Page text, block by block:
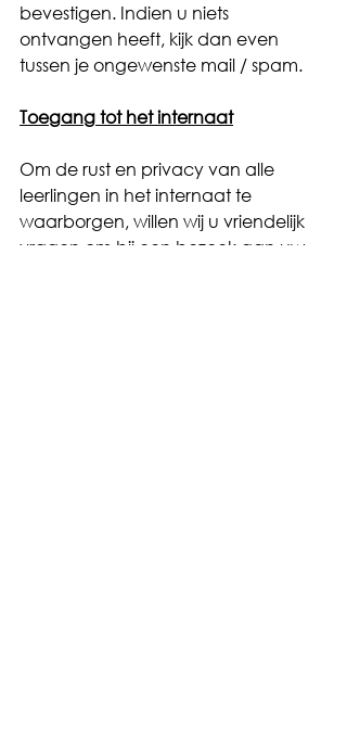
bevestigen. Indien u niets
ontvangen heeft, kijk dan even
tussen je ongewenste mail / spam.
Toegang tot het internaat
Om de rust en privacy van alle
leerlingen in het internaat te
waarborgen, willen wij u vriendelijk
vragen om bij een bezoek aan uw